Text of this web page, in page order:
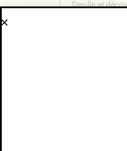
Deville et
résultat final.
meilleures
simple
prendre soin
de l’oeil,